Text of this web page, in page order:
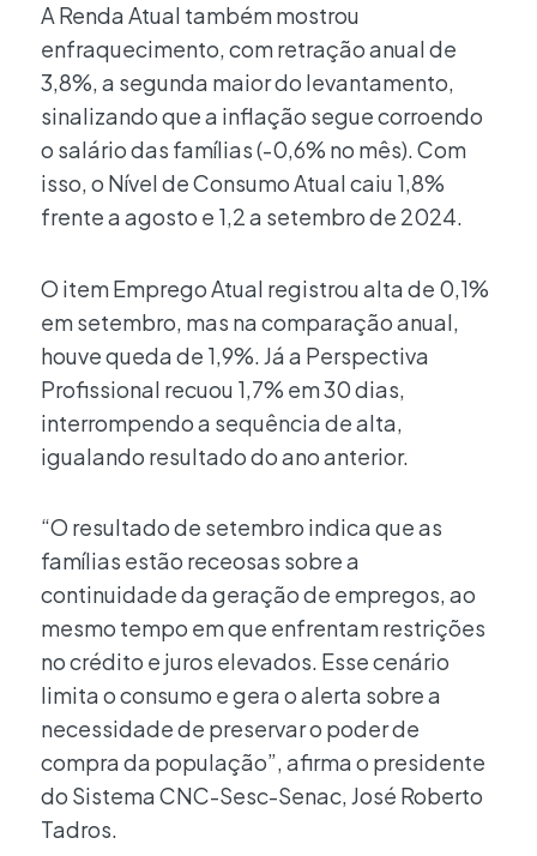
A Renda Atual também mostrou
enfraquecimento, com retração anual de
3,8%, a segunda maior do levantamento,
sinalizando que a inflação segue corroendo
o salário das famílias (-0,6% no mês). Com
isso, o Nível de Consumo Atual caiu 1,8%
frente a agosto e 1,2 a setembro de 2024.
O item Emprego Atual registrou alta de 0,1%
em setembro, mas na comparação anual,
houve queda de 1,9%. Já a Perspectiva
Profissional recuou 1,7% em 30 dias,
interrompendo a sequência de alta,
igualando resultado do ano anterior.
“O resultado de setembro indica que as
famílias estão receosas sobre a
continuidade da geração de empregos, ao
mesmo tempo em que enfrentam restrições
no crédito e juros elevados. Esse cenário
limita o consumo e gera o alerta sobre a
necessidade de preservar o poder de
compra da população”, afirma o presidente
do Sistema CNC-Sesc-Senac, José Roberto
Tadros.